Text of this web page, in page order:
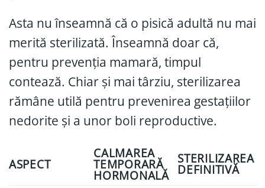
Asta nu înseamnă că o pisică adultă nu mai
merită sterilizată. Înseamnă doar că,
pentru prevenția mamară, timpul
contează. Chiar și mai târziu, sterilizarea
rămâne utilă pentru prevenirea gestațiilor
nedorite și a unor boli reproductive.
ASPECT
CALMAREA
TEMPORARĂ
HORMONALĂ
STERILIZAREA
DEFINITIVĂ